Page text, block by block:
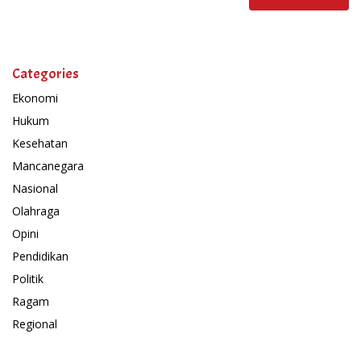
Categories
Ekonomi
Hukum
Kesehatan
Mancanegara
Nasional
Olahraga
Opini
Pendidikan
Politik
Ragam
Regional